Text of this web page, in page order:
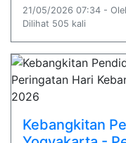
21/05/2026 07:34 -
Dilihat 505 kali
Kebangkitan